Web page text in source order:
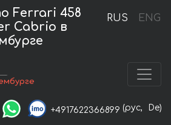
RUS ENG
Ferrari 458
Cabrio в
+4917622366899 (рус, De)